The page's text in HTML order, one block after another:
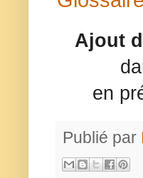
Ajout
en
Publié par